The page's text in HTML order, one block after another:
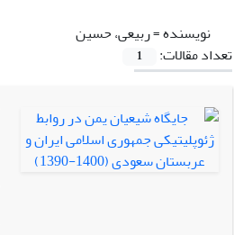
نویسنده =ربیعی، حسین
تعداد مقالات:
1